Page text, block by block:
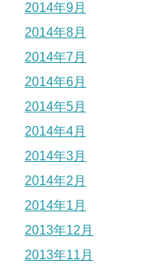
2014年9月
2014年8月
2014年7月
2014年6月
2014年5月
2014年4月
2014年3月
2014年2月
2014年1月
2013年12月
2013年11月